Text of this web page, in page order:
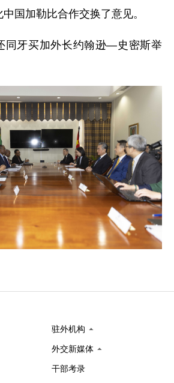
国加勒比合作交换了意见。
同牙买加外长约翰逊—史密斯举
驻外机构
外交新媒体
干部考录